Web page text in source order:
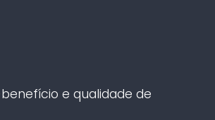
e qualidade de